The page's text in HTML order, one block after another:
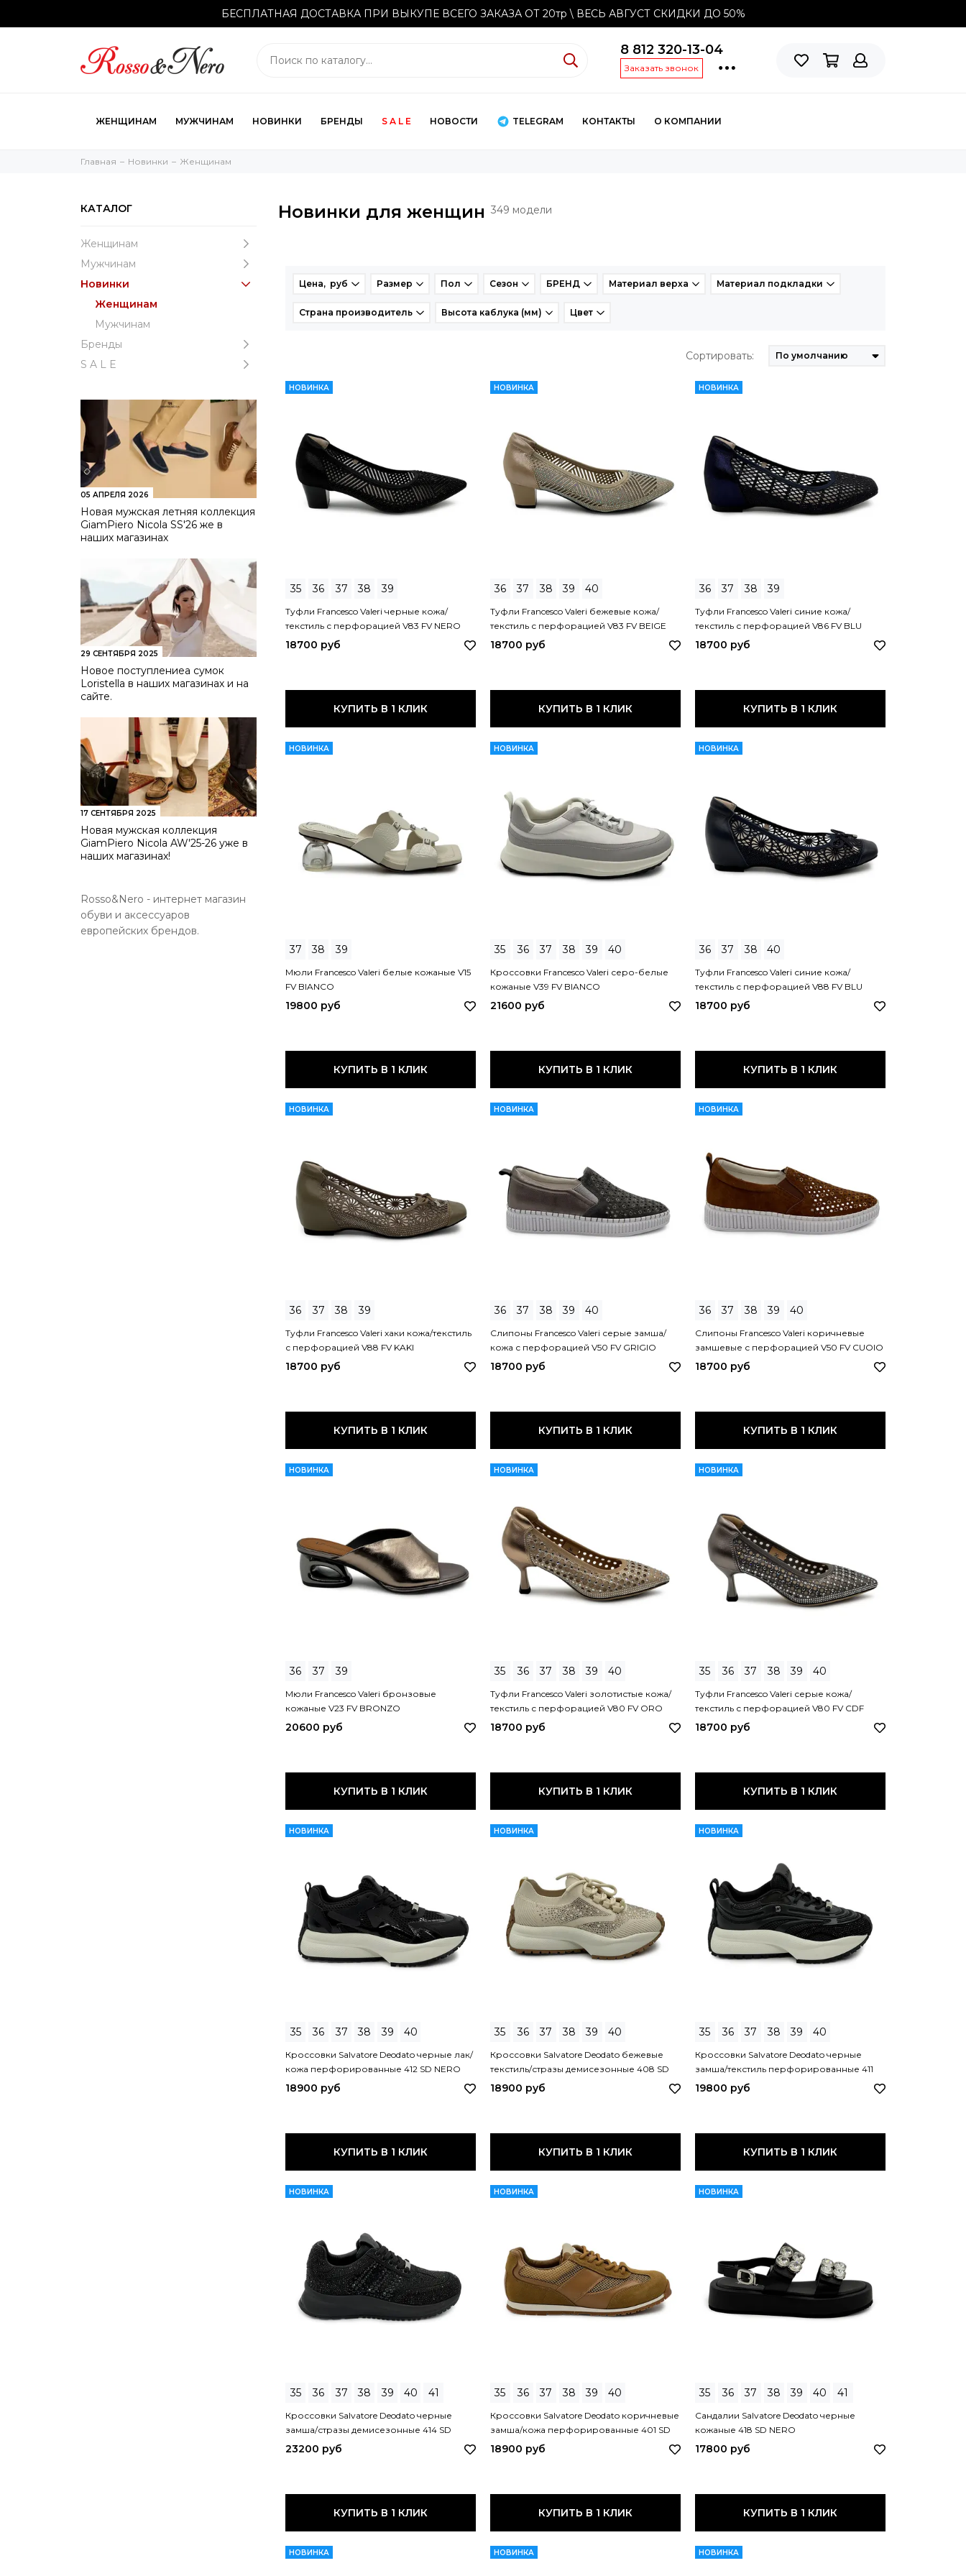
БЕСПЛАТНАЯ ДОСТАВКА ПРИ ВЫКУПЕ ВСЕГО ЗАКАЗА ОТ 20тр \ ВЕСЬ АВГУСТ СКИДКИ ДО 50%
8 812 320-13-04
Заказать звонок
ЖЕНЩИНАМ МУЖЧИНАМ НОВИНКИ БРЕНДЫ S A L E НОВОСТИ TELEGRAM КОНТАКТЫ О КОМПАНИИ
Главная Новинки Женщинам
КАТАЛОГ
Женщинам
Мужчинам
Новинки
Женщинам
Мужчинам
Бренды
S A L E
05 АПРЕЛЯ 2026
Новая мужская летняя коллекция
GiamPiero Nicola SS'26 же в
наших магазинах
29 СЕНТЯБРЯ 2025
Новое поступлениеа сумок
Loristella в наших магазинах и на
сайте.
17 СЕНТЯБРЯ 2025
Новая мужская коллекция
GiamPiero Nicola AW'25-26 уже в
наших магазинах!
Rosso&Nero - интернет магазин
обуви и аксессуаров
европейских брендов.
Новинки для женщин 349 модели
Цена, руб Размер Пол Сезон БРЕНД Материал верха Материал подкладки
Страна производитель Высота каблука (мм) Цвет
Сортировать:
НОВИНКА
35 36 37 38 39
Туфли Francesco Valeri черные кожа/
текстиль с перфорацией V83 FV NERO
18700 руб
КУПИТЬ В 1 КЛИК
НОВИНКА
36 37 38 39 40
Туфли Francesco Valeri бежевые кожа/
текстиль с перфорацией V83 FV BEIGE
18700 руб
КУПИТЬ В 1 КЛИК
НОВИНКА
36 37 38 39
Туфли Francesco Valeri синие кожа/
текстиль с перфорацией V86 FV BLU
18700 руб
КУПИТЬ В 1 КЛИК
НОВИНКА
37 38 39
Мюли Francesco Valeri белые кожаные V15
FV BIANCO
19800 руб
КУПИТЬ В 1 КЛИК
НОВИНКА
35 36 37 38 39 40
Кроссовки Francesco Valeri серо-белые
кожаные V39 FV BIANCO
21600 руб
КУПИТЬ В 1 КЛИК
НОВИНКА
36 37 38 40
Туфли Francesco Valeri синие кожа/
текстиль с перфорацией V88 FV BLU
18700 руб
КУПИТЬ В 1 КЛИК
НОВИНКА
36 37 38 39
Туфли Francesco Valeri хаки кожа/текстиль
с перфорацией V88 FV KAKI
18700 руб
КУПИТЬ В 1 КЛИК
НОВИНКА
36 37 38 39 40
Слипоны Francesco Valeri серые замша/
кожа с перфорацией V50 FV GRIGIO
18700 руб
КУПИТЬ В 1 КЛИК
НОВИНКА
36 37 38 39 40
Слипоны Francesco Valeri коричневые
замшевые с перфорацией V50 FV CUOIO
18700 руб
КУПИТЬ В 1 КЛИК
НОВИНКА
36 37 39
Мюли Francesco Valeri бронзовые
кожаные V23 FV BRONZO
20600 руб
КУПИТЬ В 1 КЛИК
НОВИНКА
35 36 37 38 39 40
Туфли Francesco Valeri золотистые кожа/
текстиль с перфорацией V80 FV ORO
18700 руб
КУПИТЬ В 1 КЛИК
НОВИНКА
35 36 37 38 39 40
Туфли Francesco Valeri серые кожа/
текстиль с перфорацией V80 FV CDF
GRIGIO
18700 руб
КУПИТЬ В 1 КЛИК
НОВИНКА
35 36 37 38 39 40
Кроссовки Salvatore Deodato черные лак/
кожа перфорированные 412 SD NERO
18900 руб
КУПИТЬ В 1 КЛИК
НОВИНКА
35 36 37 38 39 40
Кроссовки Salvatore Deodato бежевые
текстиль/стразы демисезонные 408 SD
BEIGE
18900 руб
КУПИТЬ В 1 КЛИК
НОВИНКА
35 36 37 38 39 40
Кроссовки Salvatore Deodato черные
замша/текстиль перфорированные 411
SD NERO
19800 руб
КУПИТЬ В 1 КЛИК
НОВИНКА
35 36 37 38 39 40 41
Кроссовки Salvatore Deodato черные
замша/стразы демисезонные 414 SD
NERO
23200 руб
КУПИТЬ В 1 КЛИК
НОВИНКА
35 36 37 38 39 40
Кроссовки Salvatore Deodato коричневые
замша/кожа перфорированные 401 SD
MORO
18900 руб
КУПИТЬ В 1 КЛИК
НОВИНКА
35 36 37 38 39 40 41
Сандалии Salvatore Deodato черные
кожаные 418 SD NERO
17800 руб
КУПИТЬ В 1 КЛИК
НОВИНКА НОВИНКА НОВИНКА